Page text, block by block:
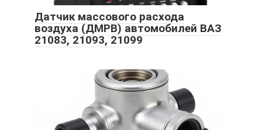
Датчик массового расхода
воздуха (ДМРВ) автомобилей ВАЗ
21083, 21093, 21099